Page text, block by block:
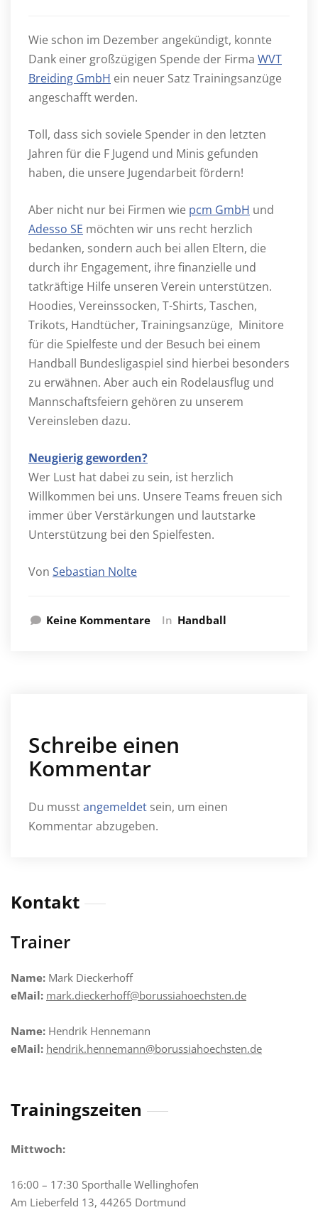
Wie schon im Dezember angekündigt, konnte
Dank einer großzügigen Spende der Firma WVT
Breiding GmbH ein neuer Satz Trainingsanzüge
angeschafft werden.
Toll, dass sich soviele Spender in den letzten
Jahren für die F Jugend und Minis gefunden
haben, die unsere Jugendarbeit fördern!
Aber nicht nur bei Firmen wie pcm GmbH und
Adesso SE möchten wir uns recht herzlich
bedanken, sondern auch bei allen Eltern, die
durch ihr Engagement, ihre finanzielle und
tatkräftige Hilfe unseren Verein unterstützen.
Hoodies, Vereinssocken, T-Shirts, Taschen,
Trikots, Handtücher, Trainingsanzüge, Minitore
für die Spielfeste und der Besuch bei einem
Handball Bundesligaspiel sind hierbei besonders
zu erwähnen. Aber auch ein Rodelausflug und
Mannschaftsfeiern gehören zu unserem
Vereinsleben dazu.
Neugierig geworden?
Wer Lust hat dabei zu sein, ist herzlich
Willkommen bei uns. Unsere Teams freuen sich
immer über Verstärkungen und lautstarke
Unterstützung bei den Spielfesten.
Von Sebastian Nolte
Keine Kommentare In Handball
Schreibe einen
Kommentar
Du musstangemeldet sein, um einen
Kommentar abzugeben.
Kontakt
Trainer
Name: Mark Dieckerhoff
eMail: mark.dieckerhoff@borussiahoechsten.de
Name: Hendrik Hennemann
eMail: hendrik.hennemann@borussiahoechsten.de
Trainingszeiten
Mittwoch:
16:00 – 17:30 Sporthalle Wellinghofen
Am Lieberfeld 13, 44265 Dortmund